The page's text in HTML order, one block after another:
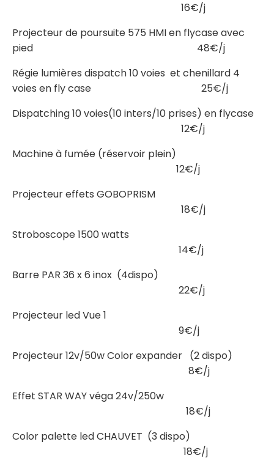
16€/j
Projecteur de poursuite 575 HMI en flycase avec
pied 48€/j
Régie lumières dispatch 10 voies et chenillard 4
voies en fly case 25€/j
Dispatching 10 voies(10 inters/10 prises) en flycase
12€/j
Machine à fumée (réservoir plein)
12€/j
Projecteur effets GOBOPRISM
18€/j
Stroboscope 1500 watts
14€/j
Barre PAR 36 x 6 inox (4dispo)
22€/j
Projecteur led Vue 1
9€/j
Projecteur 12v/50w Color expander (2 dispo)
8€/j
Effet STAR WAY véga 24v/250w
18€/j
Color palette led CHAUVET (3 dispo)
18€/j